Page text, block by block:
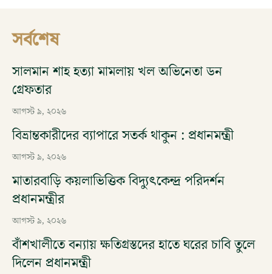
সর্বশেষ
সালমান শাহ হত্যা মামলায় খল অভিনেতা ডন
গ্রেফতার
আগস্ট ৯, ২০২৬
বিভ্রান্তকারীদের ব্যাপারে সতর্ক থাকুন : প্রধানমন্ত্রী
আগস্ট ৯, ২০২৬
মাতারবাড়ি কয়লাভিত্তিক বিদ্যুৎকেন্দ্র পরিদর্শন
প্রধানমন্ত্রীর
আগস্ট ৯, ২০২৬
বাঁশখালীতে বন্যায় ক্ষতিগ্রস্তদের হাতে ঘরের চাবি তুলে
দিলেন প্রধানমন্ত্রী